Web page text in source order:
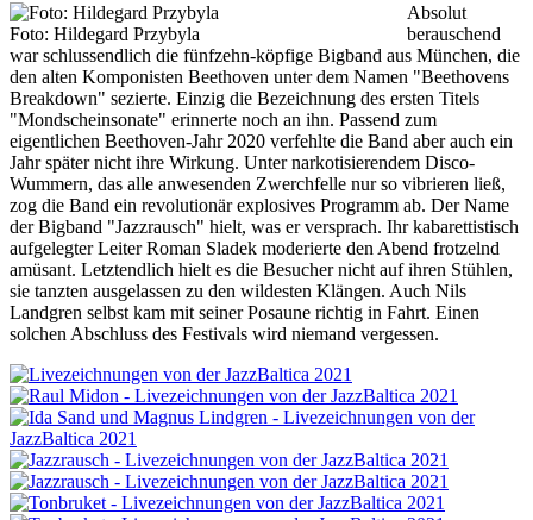
Foto: Hildegard Przybyla
Absolut
berauschend
war schlussendlich die fünfzehn-köpfige Bigband aus München, die
den alten Komponisten Beethoven unter dem Namen "Beethovens
Breakdown" sezierte. Einzig die Bezeichnung des ersten Titels
"Mondscheinsonate" erinnerte noch an ihn. Passend zum
eigentlichen Beethoven-Jahr 2020 verfehlte die Band aber auch ein
Jahr später nicht ihre Wirkung. Unter narkotisierendem Disco-
Wummern, das alle anwesenden Zwerchfelle nur so vibrieren ließ,
zog die Band ein revolutionär explosives Programm ab. Der Name
der Bigband "Jazzrausch" hielt, was er versprach. Ihr kabarettistisch
aufgelegter Leiter Roman Sladek moderierte den Abend frotzelnd
amüsant. Letztendlich hielt es die Besucher nicht auf ihren Stühlen,
sie tanzten ausgelassen zu den wildesten Klängen. Auch Nils
Landgren selbst kam mit seiner Posaune richtig in Fahrt. Einen
solchen Abschluss des Festivals wird niemand vergessen.